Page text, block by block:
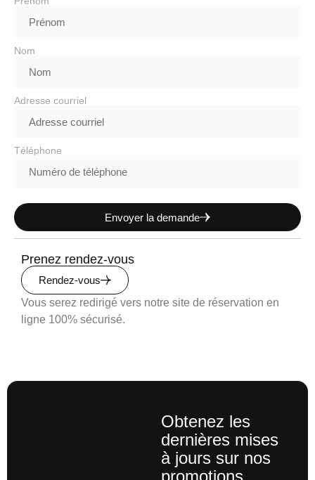
Nom
Adresse courriel
Téléphone
Envoyer la demande
Prenez rendez-vous
Rendez-vous
Vous serez redirigé vers notre site de réservation en
ligne 100% sécurisé.
Obtenez les
dernières mises
à jours sur nos
promotions,